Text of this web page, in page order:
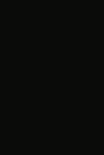
en de
Breda.